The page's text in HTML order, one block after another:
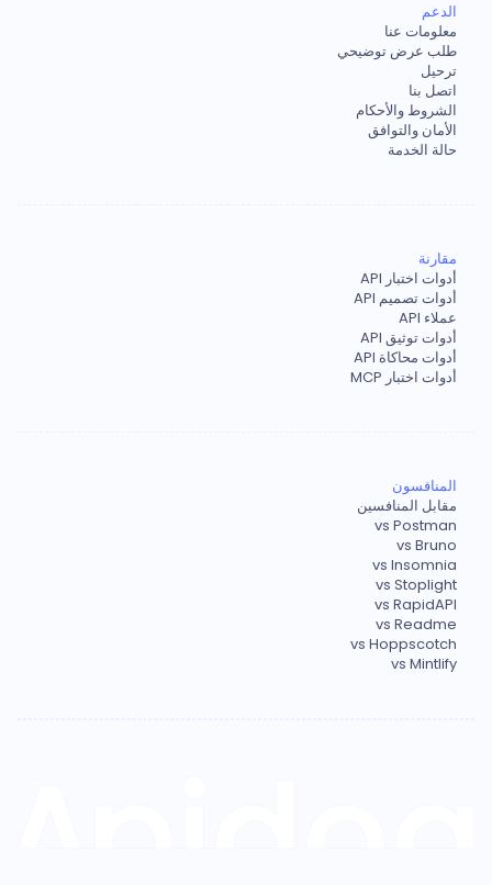
الدعم
معلومات عنا
طلب عرض توضيحي
ترحيل
اتصل بنا
الشروط والأحكام
الأمان والتوافق
حالة الخدمة
مقارنة
أدوات اختبار API
أدوات تصميم API
عملاء API
أدوات توثيق API
أدوات محاكاة API
أدوات اختبار MCP
المنافسون
مقابل المنافسين
vs Postman
vs Bruno
vs Insomnia
vs Stoplight
vs RapidAPI
vs Readme
vs Hoppscotch
vs Mintlify